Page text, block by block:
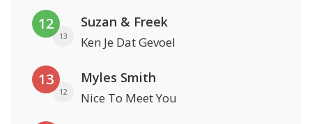
12
13
Suzan & Freek
Ken Je Dat Gevoel
13
12
Myles Smith
Nice To Meet You